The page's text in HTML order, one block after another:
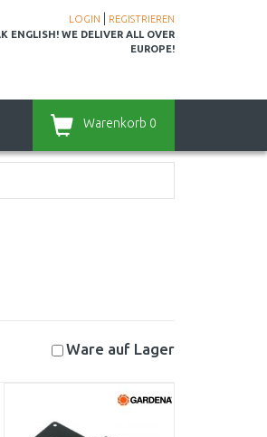
LOGIN
REGISTRIEREN
ENGLISH! WE DELIVER ALL OVER
EUROPE!
Warenkorb 0
Ware auf Lager